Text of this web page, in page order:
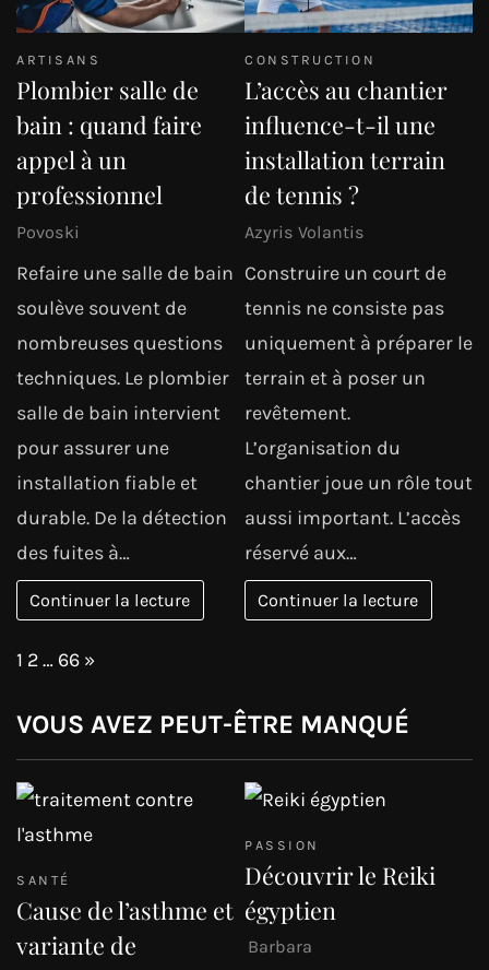
ARTISANS
Plombier salle de
bain : quand faire
appel à un
professionnel
Povoski
Refaire une salle de bain
soulève souvent de
nombreuses questions
techniques. Le plombier
salle de bain intervient
pour assurer une
installation fiable et
durable. De la détection
des fuites à…
Continuer la lecture
CONSTRUCTION
L’accès au chantier
influence-t-il une
installation terrain
de tennis ?
Azyris Volantis
Construire un court de
tennis ne consiste pas
uniquement à préparer le
terrain et à poser un
revêtement.
L’organisation du
chantier joue un rôle tout
aussi important. L’accès
réservé aux…
Continuer la lecture
Page:
1 2… 66 Next
»
VOUS AVEZ PEUT-ÊTRE MANQUÉ
SANTÉ
Cause de l’asthme et
variante de
PASSION
Découvrir le Reiki
égyptien
Barbara